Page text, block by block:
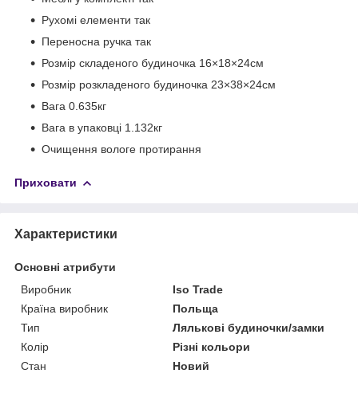
Рухомі елементи так
Переносна ручка так
Розмір складеного будиночка 16×18×24см
Розмір розкладеного будиночка 23×38×24см
Вага 0.635кг
Вага в упаковці 1.132кг
Очищення вологе протирання
Приховати
Характеристики
Основні атрибути
Виробник
Iso Trade
Країна виробник
Польща
Тип
Лялькові будиночки/замки
Колір
Різні кольори
Стан
Новий